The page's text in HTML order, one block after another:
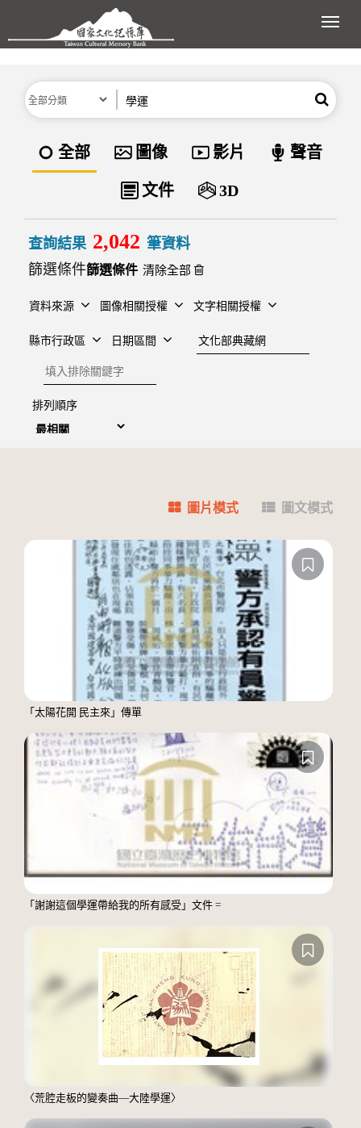
跳到主要內容區塊
展
分類 搜尋
資料類型
全部 圖像 影片 聲音
文件 3D
查詢結果 2,042 筆資料
篩選條件
清除全部
資料來源 圖像相關授權 文字相關授權
縣市行政區 日期區間
建檔單位
排除關鍵字
排列順序
圖片模式 圖文模式
「太陽花開 民主來」傳單
「謝謝這個學運帶給我的所有感受」文件 =
〈荒腔走板的變奏曲—大陸學運〉